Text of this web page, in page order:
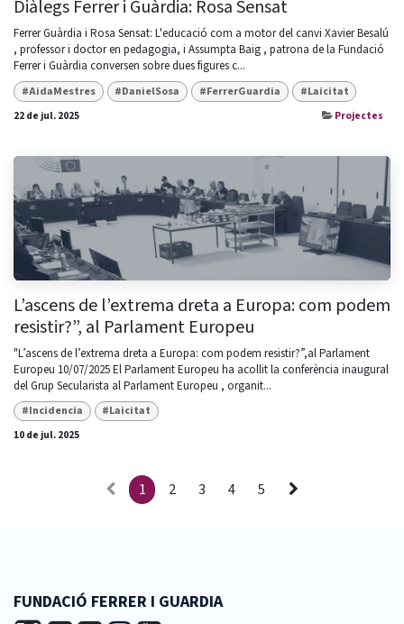
Diàlegs Ferrer i Guàrdia: Rosa Sensat
Ferrer Guàrdia i Rosa Sensat: L'educació com a motor del canvi Xavier Besalú
, professor i doctor en pedagogia, i Assumpta Baig , patrona de la Fundació
Ferrer i Guàrdia conversen sobre dues figures c...
#AidaMestres #DanielSosa #FerrerGuardia
#Laicitat
22 de jul. 2025
Projectes
L’ascens de l’extrema dreta a Europa: com podem
resistir?”, al Parlament Europeu
"L’ascens de l’extrema dreta a Europa: com podem resistir?”,al Parlament
Europeu 10/07/2025 El Parlament Europeu ha acollit la conferència inaugural
del Grup Secularista al Parlament Europeu , organit...
#Incidencia
#Laicitat
10 de jul. 2025
1 2 3 4 5
FUNDACIÓ FERRER I GUARDIA